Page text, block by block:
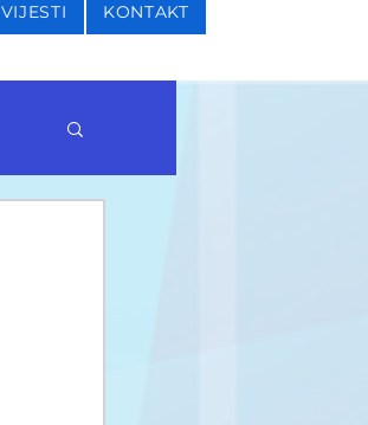
VIJESTI KONTAKT